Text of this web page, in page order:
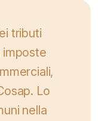
tributi
imposte
Lo
nella